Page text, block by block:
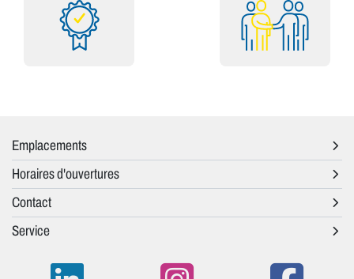
Emplacements
Horaires d'ouvertures
Contact
Service